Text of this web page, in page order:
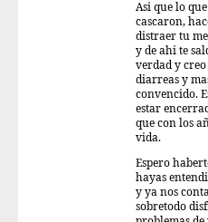
Asi que lo
cascaron,
distraer tu
y de ahi te
verdad y creo
diarreas y
convencido.
estar
que con los
vida.
Espero
hayas
y ya nos
sobretodo